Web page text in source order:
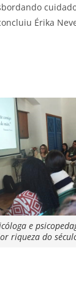
Érika
e
riqueza do